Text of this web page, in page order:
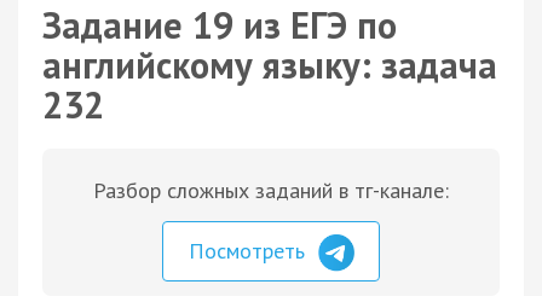
Задание 19 из ЕГЭ по
английскому языку: задача
232
Разбор сложных заданий в тг-канале:
Посмотреть